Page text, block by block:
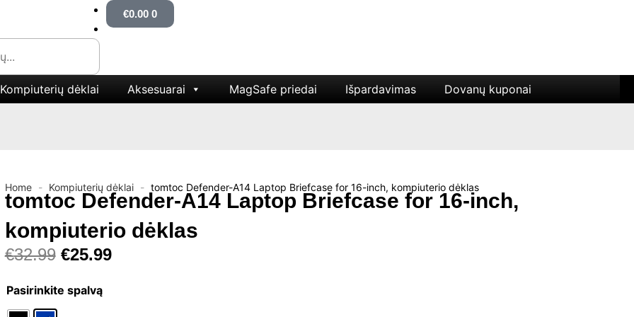
€0.00 0
Cart
Kompiuterių dėklai Aksesuarai MagSafe priedai Išpardavimas Dovanų kuponai
Home - Kompiuterių dėklai - tomtoc Defender-A14 Laptop Briefcase for 16-inch, kompiuterio dėklas
tomtoc Defender-A14 Laptop Briefcase for 16-inch,
kompiuterio dėklas
€32.99 Original
was:
€25.99Current
Pasirinkite spalvą
kiekis:
tomtoc